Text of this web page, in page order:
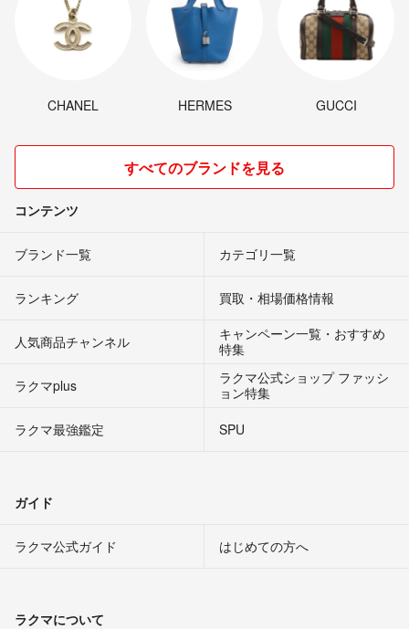
CHANEL HERMES GUCCI
すべてのブランドを見る
コンテンツ
ブランド一覧 カテゴリ一覧
ランキング 買取・相場価格情報
人気商品チャンネル
キャンペーン一覧・おすすめ
特集
ラクマplus
ラクマ公式ショップ ファッシ
ョン特集
ラクマ最強鑑定
SPU
ガイド
ラクマ公式ガイド はじめての方へ
ラクマについて